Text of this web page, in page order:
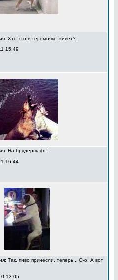
Хто-хто в теремочке живёт?..
15:49
На брудершафт!
16:44
Так, пиво принесли, теперь... О-о! А вот
13:05